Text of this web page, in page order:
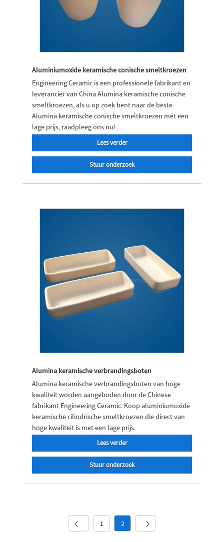
Aluminiumoxide keramische conische smeltkroezen
Engineering Ceramic is een professionele fabrikant en
leverancier van China Alumina keramische conische
smeltkroezen, als u op zoek bent naar de beste
Alumina keramische conische smeltkroezen met een
lage prijs, raadpleeg ons nu!
Lees verder
Stuur onderzoek
Alumina keramische verbrandingsboten
Alumina keramische verbrandingsboten van hoge
kwaliteit worden aangeboden door de Chinese
fabrikant Engineering Ceramic. Koop aluminiumoxide
keramische cilindrische smeltkroezen die direct van
hoge kwaliteit is met een lage prijs.
Lees verder
Stuur onderzoek
1 2